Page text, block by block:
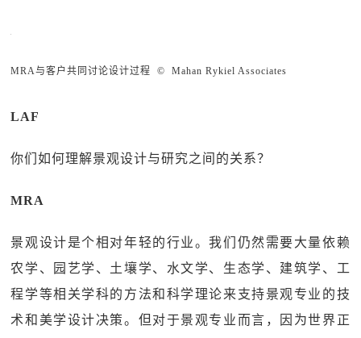
MRA与客户共同讨论设计过程 © Mahan Rykiel Associates
LAF
你们如何理解景观设计与研究之间的关系？
MRA
景观设计是个相对年轻的行业。我们仍然需要大量依赖
农学、园艺学、土壤学、水文学、生态学、建筑学、工
程学等相关学科的方法和科学理论来支持景观专业的技
术和美学设计决策。但对于景观专业而言，因为世界正